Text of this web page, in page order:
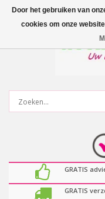
0artikelen
GRATIS
GRATIS
Door het gebruiken van
cookies om onze